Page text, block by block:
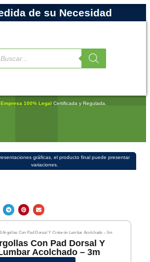
de su Necesidad
Empresa 100% Legal Certificada y Regulada.
gráficas, el producto final puede presentar
variaciones.
Argollas Con Pad Dorsal Y Cinturón Lumbar Acolchado – 3m
Con Pad Dorsal Y
Acolchado – 3m